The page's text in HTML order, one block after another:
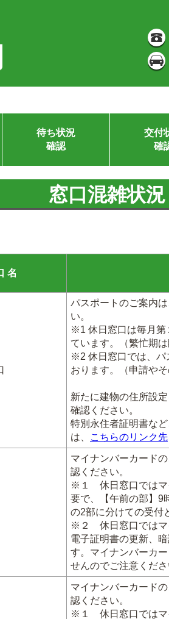
待ち状況
確認
交付
確
窓口混雑状況
名
パスポートのご案内は
い。
※1 休日窓口は毎月第
ています。（繁忙期
※2 休日窓口では、パ
おります。（申請や
新たに建物の住所設定
確認ください。
特別永住者証明書な
は、
こちらのリンク先
マイナンバーカードの
認ください。
※１ 休日窓口ではマ
要で、【午前の部】9
の2部に分けての受付
※２ 休日窓口ではマ
電子証明書の更新、
す。マイナンバーカ
せんのでご注意くださ
マイナンバーカードの
認ください。
※１ 休日窓口ではマ